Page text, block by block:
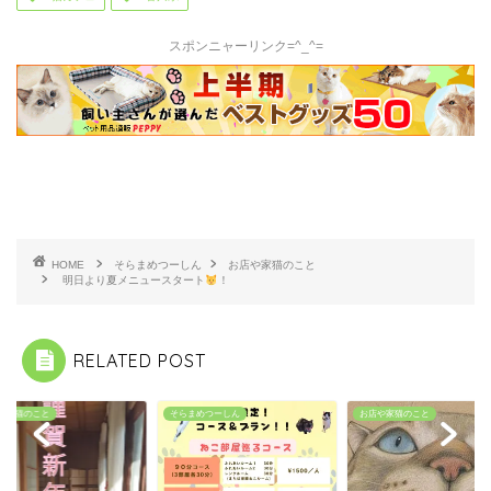
スポンニャーリンク=^_^=
HOME そらまめつーしん
お店や家猫のこと
明日より夏メニュースタート
！
RELATED POST
家猫のこと そらまめつーしん お店や家猫のこと